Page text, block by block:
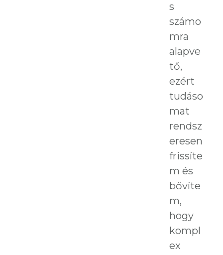
s
számo
mra
alapve
tő,
ezért
tudáso
mat
rendsz
eresen
frissíte
m és
bővíte
m,
hogy
kompl
ex